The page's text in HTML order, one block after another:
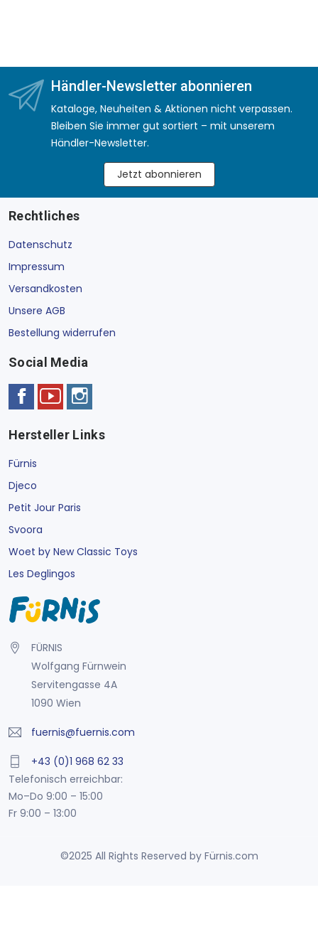
Händler-Newsletter abonnieren
Kataloge, Neuheiten & Aktionen nicht verpassen.
Bleiben Sie immer gut sortiert – mit unserem
Händler-Newsletter.
Jetzt abonnieren
Rechtliches
Datenschutz
Impressum
Versandkosten
Unsere AGB
Bestellung widerrufen
Social Media
Hersteller Links
Fürnis
Djeco
Petit Jour Paris
Svoora
Woet by New Classic Toys
Les Deglingos
FÜRNIS
Wolfgang Fürnwein
Servitengasse 4A
1090 Wien
fuernis@fuernis.com
+43 (0)1 968 62 33
Telefonisch erreichbar:
Mo–Do 9:00 – 15:00
Fr 9:00 – 13:00
©2025 All Rights Reserved by Fürnis.com